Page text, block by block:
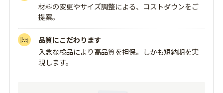
材料の変更やサイズ調整による、コストダウンをご
提案。
品質にこだわります
入念な検品により高品質を担保。しかも短納期を実
現します。